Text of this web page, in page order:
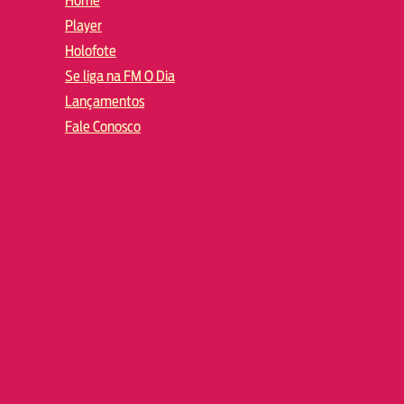
Player
Holofote
Se liga na FM O Dia
Lançamentos
Fale Conosco